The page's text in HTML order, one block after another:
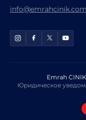
info@emrahcinik.com
Emrah
Юридическое